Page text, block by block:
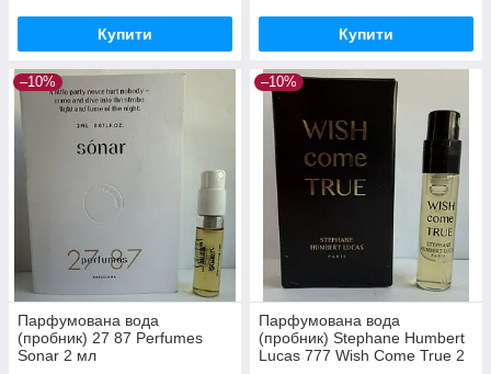
Купити Купити
–10%
Парфумована вода
(пробник) 27 87 Perfumes
Sonar 2 мл
–10%
Парфумована вода
(пробник) Stephane Humbert
Lucas 777 Wish Come True 2